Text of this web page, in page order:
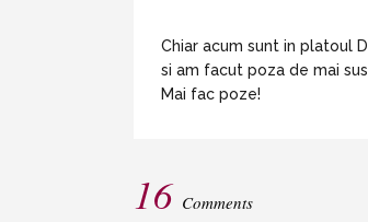
Chiar acum sunt in platoul
si am facut poza de mai
Mai fac poze!
16 Comments